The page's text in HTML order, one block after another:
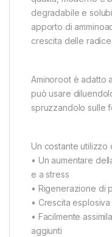
degradabile e
apporto di
crescita delle radice.
Aminoroot è adatto
può usare
spruzzandolo sulle
Un costante utilizzo
• Un aumentare
e a stress
• Rigenerazione di
• Crescita
• Facilmente
aggiunti